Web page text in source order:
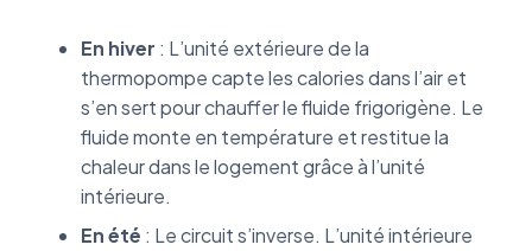
En hiver : L’unité extérieure de la
thermopompe capte les calories dans l’air et
s’en sert pour chauffer le fluide frigorigène. Le
fluide monte en température et restitue la
chaleur dans le logement grâce à l’unité
intérieure.
En été : Le circuit s’inverse. L’unité intérieure